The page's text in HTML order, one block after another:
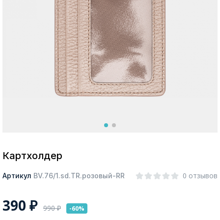
Москва
Да, все верно Изменить город
Картхолдер
Артикул BV.76/1.sd.TR.розовый-RR 0 отзывов
390 ₽ 990₽ -60%